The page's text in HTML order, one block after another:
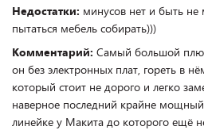
Недостатки: минусов нет и быть
пытаться мебель собирать)))
Комментарий: Самый большой
он без электронных плат, гореть в
который стоит не дорого и легко
наверное последний крайне
линейке у Макита до которого ещё